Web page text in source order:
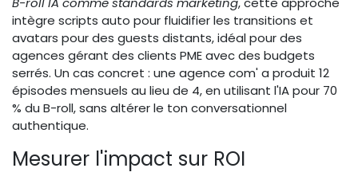
intègre scripts auto pour fluidifier les transitions et
avatars pour des guests distants, idéal pour des
agences gérant des clients PME avec des budgets
serrés. Un cas concret : une agence com' a produit 12
épisodes mensuels au lieu de 4, en utilisant l'IA pour 70
% du B-roll, sans altérer le ton conversationnel
authentique.
Mesurer l'impact sur ROI